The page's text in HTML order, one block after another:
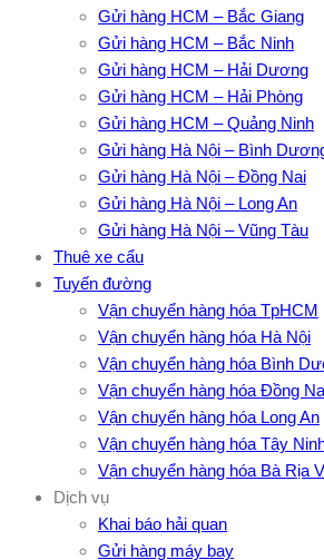
Gửi hàng HCM – Bắc Giang
Gửi hàng HCM – Bắc Ninh
Gửi hàng HCM – Hải Dương
Gửi hàng HCM – Hải Phòng
Gửi hàng HCM – Quảng Ninh
Gửi hàng Hà Nội – Bình
Gửi hàng Hà Nội – Đồng Nai
Gửi hàng Hà Nội – Long An
Gửi hàng Hà Nội – Vũng Tàu
Thuê xe cẩu
Tuyến đường
Vận chuyển hàng hóa TpHCM
Vận chuyển hàng hóa Hà Nội
Vận chuyển hàng hóa Bình
Vận chuyển hàng hóa Đồng
Vận chuyển hàng hóa Long An
Vận chuyển hàng hóa Tây
Vận chuyển hàng hóa Bà Rịa
Dịch vụ
Khai báo hải quan
Gửi hàng máy bay